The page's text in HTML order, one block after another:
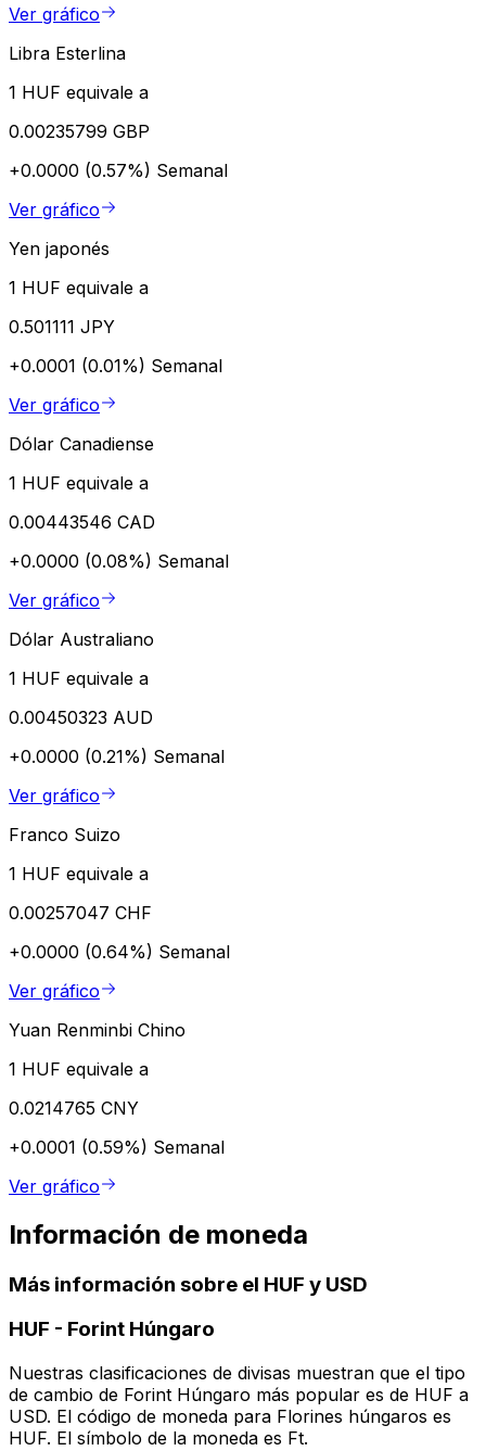
Ver gráfico
Libra Esterlina
1 HUF equivale a
0.00235799 GBP
+0.0000 (0.57%) Semanal
Ver gráfico
Yen japonés
1 HUF equivale a
0.501111 JPY
+0.0001 (0.01%) Semanal
Ver gráfico
Dólar Canadiense
1 HUF equivale a
0.00443546 CAD
+0.0000 (0.08%) Semanal
Ver gráfico
Dólar Australiano
1 HUF equivale a
0.00450323 AUD
+0.0000 (0.21%) Semanal
Ver gráfico
Franco Suizo
1 HUF equivale a
0.00257047 CHF
+0.0000 (0.64%) Semanal
Ver gráfico
Yuan Renminbi Chino
1 HUF equivale a
0.0214765 CNY
+0.0001 (0.59%) Semanal
Ver gráfico
Información de moneda
Más información sobre el HUF y USD
HUF - Forint Húngaro
Nuestras clasificaciones de divisas muestran que el tipo
de cambio de Forint Húngaro más popular es de HUF a
USD. El código de moneda para Florines húngaros es
HUF. El símbolo de la moneda es Ft.